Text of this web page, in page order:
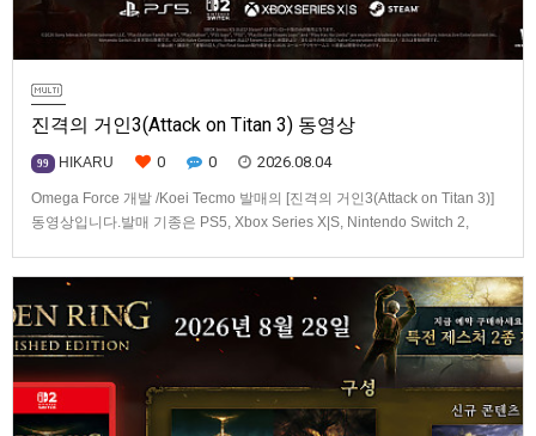
진격의 거인3(Attack on Titan 3) 동영상
99 HIKARU 0 0 2026.08.04
Omega Force 개발 /Koei Tecmo 발매의 [진격의 거인3(Attack on Titan 3)]
동영상입니다.발매 기종은 PS5, Xbox Series X|S, Nintendo Switch 2,